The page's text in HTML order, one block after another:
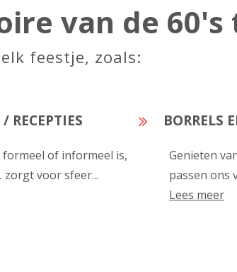
van de 60's
feestje, zoals:
RECEPTIES
of informeel is,
zorgt voor sfeer...
BORRELS
Genieten
passen ons
Lees meer